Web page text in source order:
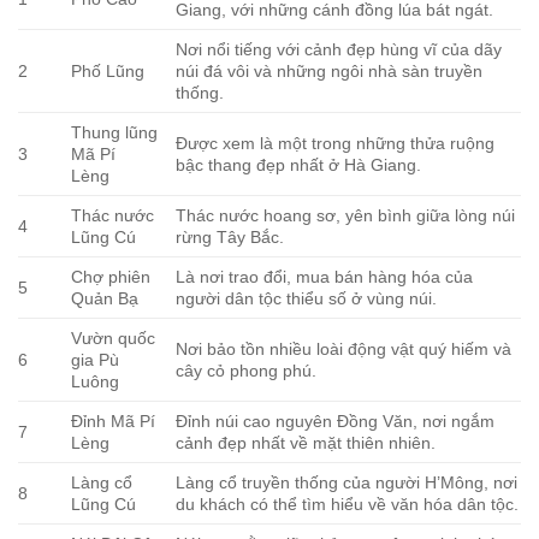
Giang, với những cánh đồng lúa bát ngát.
2 Phố Lũng
Nơi nổi tiếng với cảnh đẹp hùng vĩ của dãy
núi đá vôi và những ngôi nhà sàn truyền
thống.
3
Thung lũng
Mã Pí
Lèng
Được xem là một trong những thửa ruộng
bậc thang đẹp nhất ở Hà Giang.
4
Thác nước
Lũng Cú
Thác nước hoang sơ, yên bình giữa lòng núi
rừng Tây Bắc.
5
Chợ phiên
Quản Bạ
Là nơi trao đổi, mua bán hàng hóa của
người dân tộc thiểu số ở vùng núi.
6
Vườn quốc
gia Pù
Luông
Nơi bảo tồn nhiều loài động vật quý hiếm và
cây cỏ phong phú.
7
Đỉnh Mã Pí
Lèng
Đỉnh núi cao nguyên Đồng Văn, nơi ngắm
cảnh đẹp nhất về mặt thiên nhiên.
8
Làng cổ
Lũng Cú
Làng cổ truyền thống của người H’Mông, nơi
du khách có thể tìm hiểu về văn hóa dân tộc.